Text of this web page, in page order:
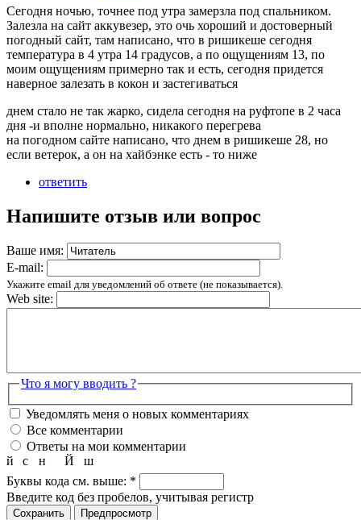
Сегодня ночью, точнее под утра замерзла под спальником.
Залезла на сайт аккувезер, это очь хороший и достоверный
погодный сайт, там написано, что в ришикеше сегодня
температура в 4 утра 14 градусов, а по ощущениям 13, по
моим ощущениям примерно так и есть, сегодня придется
наверное залезать в кокон и застегиваться
днем стало не так жарко, сидела сегодня на руфтопе в 2 часа
дня -и вполне нормально, никакого перегрева
на погодном сайте написано, что днем в ришикеше 28, но
если ветерок, а он на хайбэнке есть - то ниже
ответить
Напишите отзыв или вопрос
Ваше имя:
E-mail:
Укажите email для уведомлений об ответе (не показывается).
Web site:
Что я могу вводить ?
Уведомлять меня о новых комментариях
Все комментарии
Ответы на мои комментарии
ш
Й
й с
н
Буквы кода см. выше: *
Введите код без пробелов, учитывая регистр